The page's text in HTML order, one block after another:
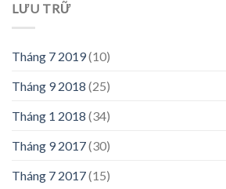
LƯU TRỮ
Tháng 7 2019(10)
Tháng 9 2018 (25)
Tháng 1 2018 (34)
Tháng 9 2017(30)
Tháng 7 2017(15)